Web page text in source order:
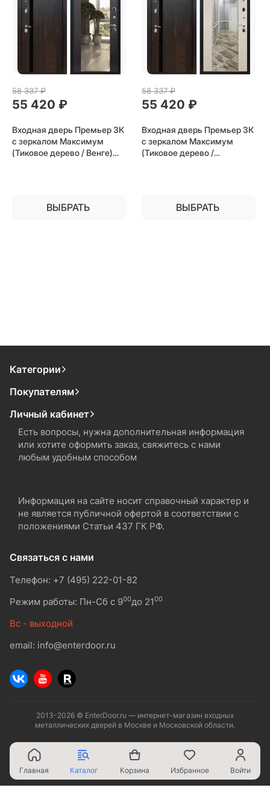
58 337 ₽
55 420 ₽
Входная дверь Премьер 3К
с зеркалом Максимум
(Тиковое дерево / Венге)
ВЫБРАТЬ
58 337 ₽
55 420 ₽
Входная дверь Премьер 3К
с зеркалом Максимум
(Тиковое дерево /
ВЫБРАТЬ
Категории
Покупателям
Личный кабинет
Есть вопросы, нужна дополнительная информация
или хотите оформить заказ, свяжитесь с нами
любым удобным способом
Информация на сайте носит справочный характер и
не является публичной офертой в соответствии с
положениями Статьи 437 ГК РФ.
Связаться с нами
Телефон: +7 (495) 222-01-82
Режим работы: Пн-Сб с 900до 2100
Вс - выходной
email: info@enterdoor.ru
2013-2026 © EnterDoor.ru — интернет-магазин входных
металлических дверей в Москве и Московской области.
Главная Каталог Корзина Избранное Войти